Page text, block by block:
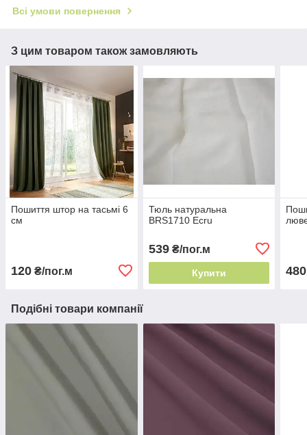
Всі умови повернення
З цим товаром також замовляють
Пошиття штор на тасьмі 6
см
120 ₴/пог.м
Тюль натуральна
BRS1710 Ecru
539₴/пог.м
Купити 480
Подібні товари компанії